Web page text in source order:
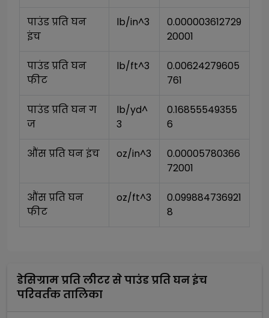
पाउंड प्रति घन
इंच
lb/in^3
0.000003612729
20001
पाउंड प्रति घन
फीट
lb/ft^3
0.00624279605
761
पाउंड प्रति घन ग
ज
lb/yd^
3
0.16855549355
6
औंस प्रति घन इंच oz/in^3
0.00005780366
72001
औंस प्रति घन
फीट
oz/ft^3
0.099884736921
8
डेसिग्राम प्रति लीटरसेपाउंड प्रति घन इंच
परिवर्तक तालिका